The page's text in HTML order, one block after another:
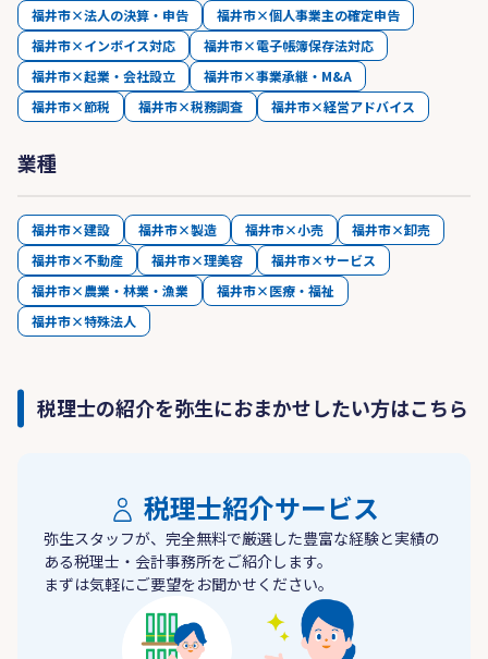
福井市×法人の決算・申告
福井市×個人事業主の確定申告
福井市×インボイス対応
福井市×電子帳簿保存法対応
福井市×起業・会社設立
福井市×事業承継・M&A
福井市×節税
福井市×税務調査 福井市×経営アドバイス
業種
福井市×建設 福井市×製造 福井市×小売
福井市×卸売
福井市×不動産
福井市×理美容
福井市×サービス
福井市×農業・林業・漁業
福井市×医療・福祉
福井市×特殊法人
税理士の紹介を弥生におまかせしたい方はこちら
税理士紹介サービス
弥生スタッフが、完全無料で厳選した豊富な経験と実績の
ある税理士・会計事務所をご紹介します。
まずは気軽にご要望をお聞かせください。